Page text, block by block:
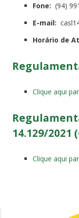
Fone: (94)
E-mail:
Horário de
Clique aqui
14.129/
Clique aqui